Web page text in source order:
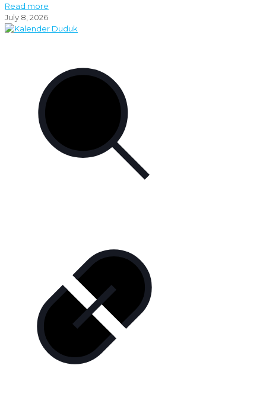
Read more
July 8, 2026